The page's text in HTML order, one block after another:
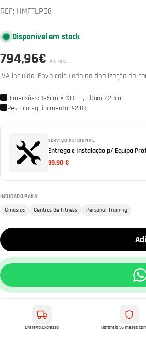
REF: HMFTLP08
Disponível em stock
Preço
normal
794,96€ IVA INC.
IVA incluído. Enviocalculado na finalização da
Dimensões: 195cm × 130cm, altura 220cm
Peso do equipamento: 92.8kg
SERVIÇO ADICIONAL
Entrega e Instalação p/ Equipa
99.90 €
INDICADO PARA
Ginásios Centros de Fitness Personal Training
Entrega Expresso Garantia 36 meses